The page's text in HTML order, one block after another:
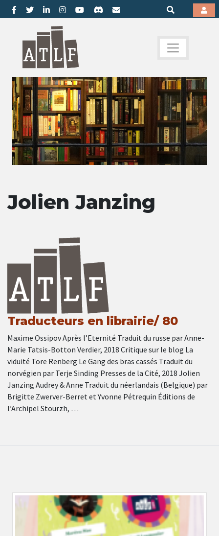
Jolien Janzing
Traducteurs en librairie/ 80
Maxime Ossipov Après l’Eternité Traduit du russe par Anne-
Marie Tatsis-Botton Verdier, 2018 Critique sur le blog La
viduité Tore Renberg Le Gang des bras cassés Traduit du
norvégien par Terje Sinding Presses de la Cité, 2018 Jolien
Janzing Audrey & Anne Traduit du néerlandais (Belgique) par
Brigitte Zwerver-Berret et Yvonne Pétrequin Éditions de
l’Archipel Stourzh, …